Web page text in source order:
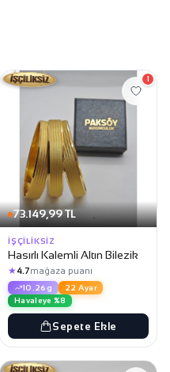
73.149,99 TL
1
İŞÇILIKSIZ
Hasırlı Kalemli Altın Bilezik
★4.7mağaza puanı
10.26g
22 Ayar
Havaleye %8
Sepete Ekle